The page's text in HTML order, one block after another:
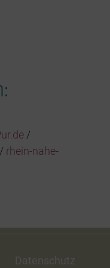
/
/ rhein-nahe-
Datenschutz